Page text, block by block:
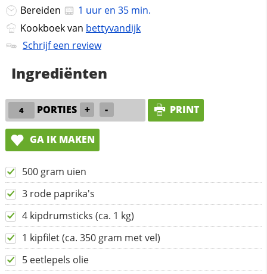
Bereiden
1 uur en 35 min.
Kookboek van bettyvandijk
Schrijf een review
Ingrediënten
PORTIES + - PRINT
GA IK MAKEN
500 gram uien
3 rode paprika's
4 kipdrumsticks (ca. 1 kg)
1 kipfilet (ca. 350 gram met vel)
5 eetlepels olie